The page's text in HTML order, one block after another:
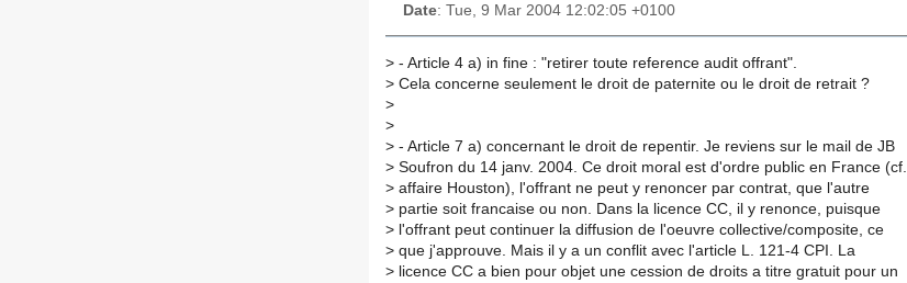
Date: Tue, 9 Mar 2004 12:02:05 +0100
> - Article 4 a) in fine : "retirer toute reference audit offrant".
> Cela concerne seulement le droit de paternite ou le droit de retrait ?
>
>
> - Article 7 a) concernant le droit de repentir. Je reviens sur le mail de JB
> Soufron du 14 janv. 2004. Ce droit moral est d'ordre public en France (cf.
> affaire Houston), l'offrant ne peut y renoncer par contrat, que l'autre
> partie soit francaise ou non. Dans la licence CC, il y renonce, puisque
> l'offrant peut continuer la diffusion de l'oeuvre collective/composite, ce
> que j'approuve. Mais il y a un conflit avec l'article L. 121-4 CPI. La
> licence CC a bien pour objet une cession de droits a titre gratuit pour un